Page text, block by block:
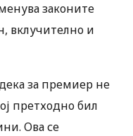
законите
вклучително и
за премиер не
претходно бил
Ова се